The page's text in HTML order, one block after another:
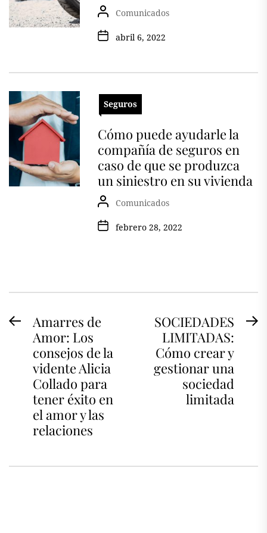
Comunicados
abril 6, 2022
Seguros
Cómo puede ayudarle la
compañía de seguros en
caso de que se produzca
un siniestro en su vivienda
Comunicados
febrero 28, 2022
Navegación
entradas
PreviousAmarres de
Amor: Los
consejos de la
vidente Alicia
Collado para
tener éxito en
el amor y las
relaciones
SOCIEDADES
LIMITADAS:
Cómo crear y
gestionar una
sociedad
limitada